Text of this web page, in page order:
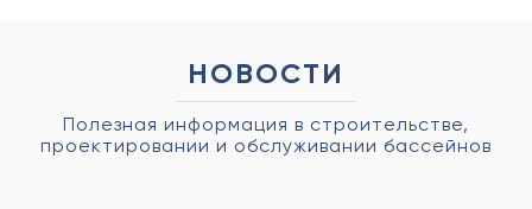
НОВОСТИ
Полезная информация в строительстве,
проектировании и обслуживании бассейнов